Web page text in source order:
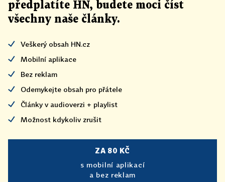
předplatíte HN, budete moci číst
všechny naše články.
Veškerý obsah HN.cz
Mobilní aplikace
Bez reklam
Odemykejte obsah pro přátele
Články v audioverzi + playlist
Možnost kdykoliv zrušit
ZA 80 KČ
s mobilní aplikací
a bez reklam